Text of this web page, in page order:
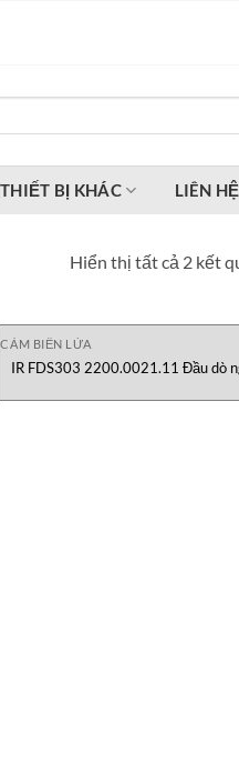
THIẾT BỊ KHÁC LIÊN HỆ
Hiển thị tất cả 2 kết
CẢM BIẾN LỬA
IR FDS303 2200.0021.11 Đầu dò